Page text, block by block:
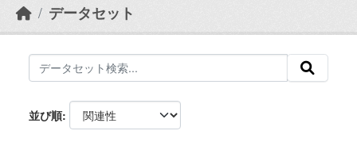
データセット
並び順